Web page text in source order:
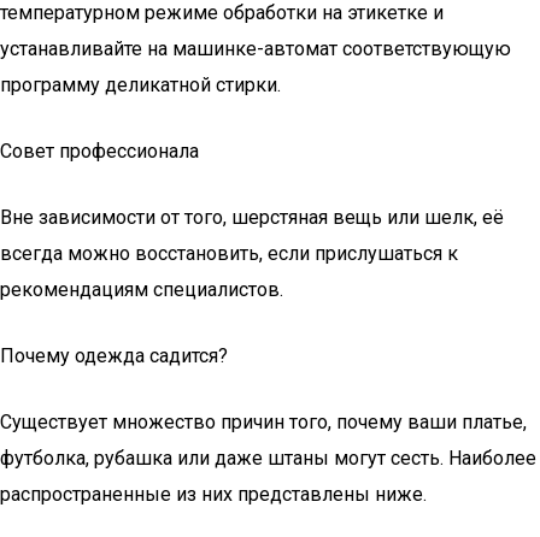
температурном режиме обработки на этикетке и
устанавливайте на машинке-автомат соответствующую
программу деликатной стирки.
Совет профессионала
Вне зависимости от того, шерстяная вещь или шелк, её
всегда можно восстановить, если прислушаться к
рекомендациям специалистов.
Почему одежда садится?
Существует множество причин того, почему ваши платье,
футболка, рубашка или даже штаны могут сесть. Наиболее
распространенные из них представлены ниже.